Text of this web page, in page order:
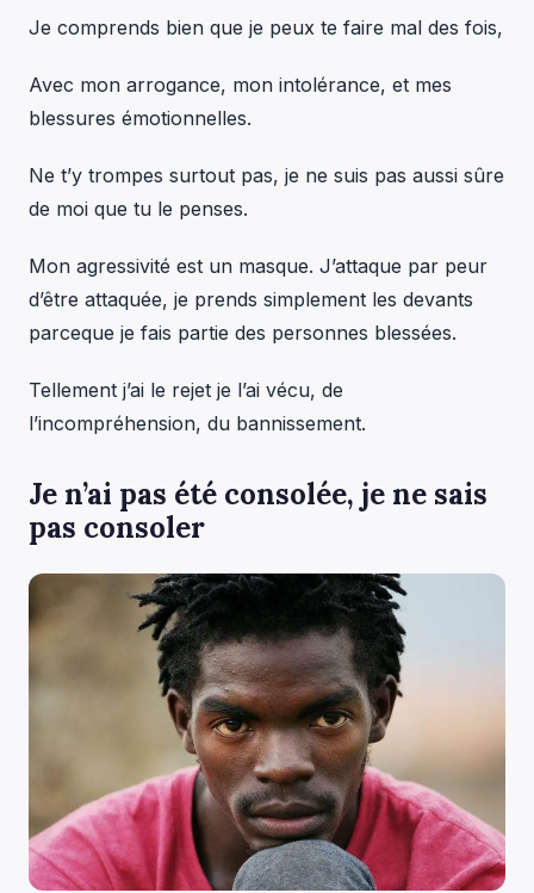
Je comprends bien que je peux te faire mal des fois,
Avec mon arrogance, mon intolérance, et mes
blessures émotionnelles.
Ne t’y trompes surtout pas, je ne suis pas aussi sûre
de moi que tu le penses.
Mon agressivité est un masque. J’attaque par peur
d’être attaquée, je prends simplement les devants
parceque je fais partie des personnes blessées.
Tellement j’ai le rejet je l’ai vécu, de
l’incompréhension, du bannissement.
Je n’ai pas été consolée, je ne sais
pas consoler